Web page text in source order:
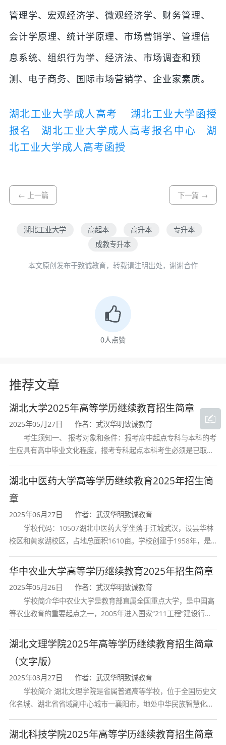
管理学、宏观经济学、微观经济学、财务管理、
会计学原理、统计学原理、市场营销学、管理信
息系统、组织行为学、经济法、市场调查和预
测、电子商务、国际市场营销学、企业家素质。
湖北工业大学成人高考
湖北工业大学函授
报名
湖北工业大学成人高考报名中心
湖
北工业大学成人高考函授
← 上一篇 下一篇 →
湖北工业大学 高起本 高升本
专升本
成教专升本
本文原创发布于致诚教育，转载请注明出处，谢谢合作
0人点赞
推荐文章
湖北大学2025年高等学历继续教育招生简章
2025年05月27日
作者：武汉华明致诚教育
考生须知一、 报考对象和条件：报考高中起点专科与本科的考
生应具有高中毕业文化程度，报考专科起点本科考生必须是已取得
构颁发的大学专科毕业证书的人
湖北中医药大学高等学历继续教育2025年招生简
章
2025年06月27日
作者：武汉华明致诚教育
学校代码：10507湖北中医药大学坐落于江城武汉，设昙华林
校区和黄家湖校区，占地总面积1610亩。学校创建于1958年，是
育和最早开办中医研究
华中农业大学高等学历继续教育2025年招生简章
2025年05月26日
作者：武汉华明致诚教育
学校简介华中农业大学是教育部直属全国重点大学，是中国高
等农业教育的重要起点之一，2005年进入国家“211工程”建设行
首轮“双一流”成效
湖北文理学院2025年高等学历继续教育招生简章
（文字版）
2025年03月27日
作者：武汉华明致诚教育
学校简介 湖北文理学院是省属普通高等学校，位于全国历史文
化名城、湖北省省域副中心城市一襄阳市，地处中华民族智慧化身
学校、全国普通
湖北科技学院2025年高等学历继续教育招生简章